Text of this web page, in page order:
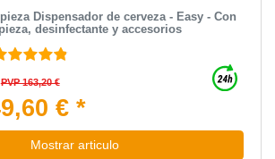
Dispensador de cerveza - Easy - Con
desinfectante y accesorios
PVP 163,20 €
€ *
Mostrar articulo